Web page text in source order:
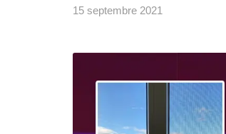
15 septembre 2021